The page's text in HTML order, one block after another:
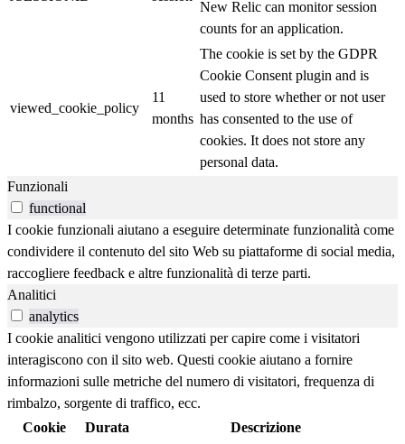
New Relic can monitor session
counts for an application.
viewed_cookie_policy
11
months
The cookie is set by the GDPR
Cookie Consent plugin and is
used to store whether or not user
has consented to the use of
cookies. It does not store any
personal data.
Funzionali
functional
I cookie funzionali aiutano a eseguire determinate funzionalità come
condividere il contenuto del sito Web su piattaforme di social media,
raccogliere feedback e altre funzionalità di terze parti.
Analitici
analytics
I cookie analitici vengono utilizzati per capire come i visitatori
interagiscono con il sito web. Questi cookie aiutano a fornire
informazioni sulle metriche del numero di visitatori, frequenza di
rimbalzo, sorgente di traffico, ecc.
Cookie
Durata Descrizione